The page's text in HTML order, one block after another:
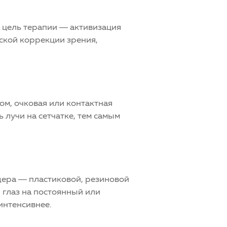
терапии — активизация
коррекции зрения,
, очковая или контактная
лучи насетчатке, тем самым
— пластиковой, резиновой
на постоянный или